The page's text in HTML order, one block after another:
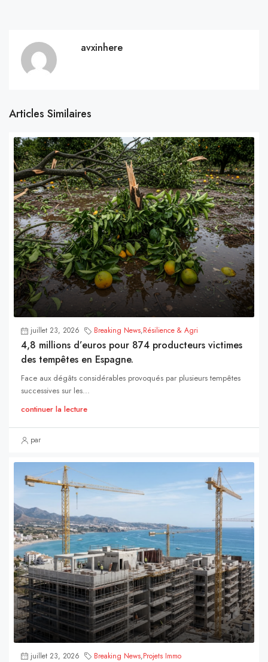
avxinhere
Articles Similaires
juillet 23, 2026 Breaking News,Résilience & Agri
4,8 millions d’euros pour 874 producteurs victimes
des tempêtes en Espagne.
Face aux dégâts considérables provoqués par plusieurs tempêtes
successives sur les...
continuer la lecture
par
juillet 23, 2026 Breaking News,Projets Immo